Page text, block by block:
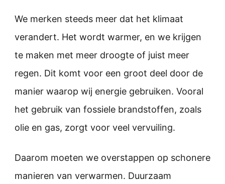
We merken steeds meer dat het klimaat
verandert. Het wordt warmer, en we krijgen
te maken met meer droogte of juist meer
regen. Dit komt voor een groot deel door de
manier waarop wij energie gebruiken. Vooral
het gebruik van fossiele brandstoffen, zoals
olie en gas, zorgt voor veel vervuiling.
Daarom moeten we overstappen op schonere
manieren van verwarmen. Duurzaam